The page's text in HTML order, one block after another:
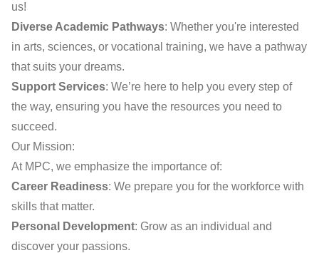
us!
Diverse Academic Pathways: Whether you're interested
in arts, sciences, or vocational training, we have a pathway
that suits your dreams.
Support Services: We’re here to help you every step of
the way, ensuring you have the resources you need to
succeed.
Our Mission:
At MPC, we emphasize the importance of:
Career Readiness: We prepare you for the workforce with
skills that matter.
Personal Development: Grow as an individual and
discover your passions.